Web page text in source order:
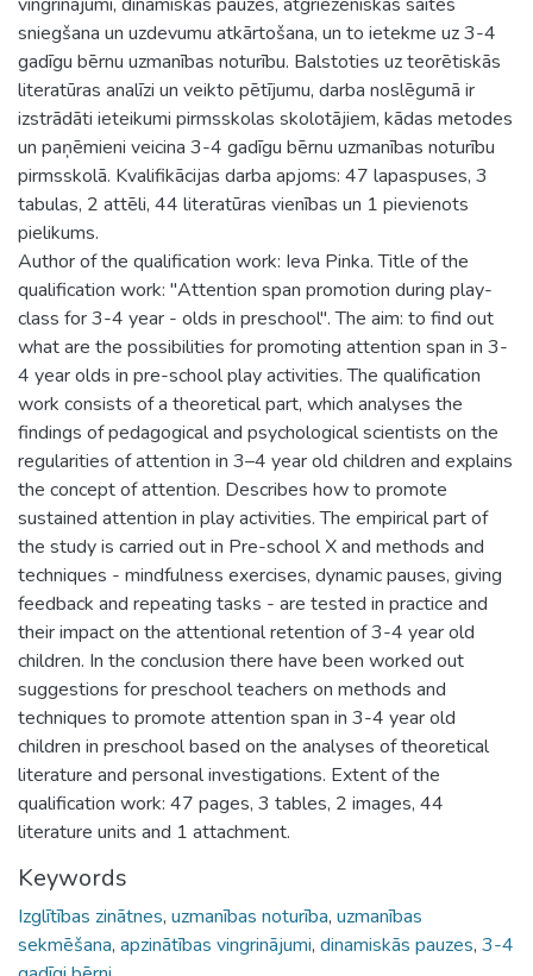
sniegšana un uzdevumu atkārtošana, un to ietekme uz 3-4
gadīgu bērnu uzmanības noturību. Balstoties uz teorētiskās
literatūras analīzi un veikto pētījumu, darba noslēgumā ir
izstrādāti ieteikumi pirmsskolas skolotājiem, kādas metodes
un paņēmieni veicina 3-4 gadīgu bērnu uzmanības noturību
pirmsskolā. Kvalifikācijas darba apjoms: 47 lapaspuses, 3
tabulas, 2 attēli, 44 literatūras vienības un 1 pievienots
pielikums.
Author of the qualification work: Ieva Pinka. Title of the
qualification work: "Attention span promotion during play-
class for 3-4 year - olds in preschool". The aim: to find out
what are the possibilities for promoting attention span in 3-
4 year olds in pre-school play activities. The qualification
work consists of a theoretical part, which analyses the
findings of pedagogical and psychological scientists on the
regularities of attention in 3–4 year old children and explains
the concept of attention. Describes how to promote
sustained attention in play activities. The empirical part of
the study is carried out in Pre-school X and methods and
techniques - mindfulness exercises, dynamic pauses, giving
feedback and repeating tasks - are tested in practice and
their impact on the attentional retention of 3-4 year old
children. In the conclusion there have been worked out
suggestions for preschool teachers on methods and
techniques to promote attention span in 3-4 year old
children in preschool based on the analyses of theoretical
literature and personal investigations. Extent of the
qualification work: 47 pages, 3 tables, 2 images, 44
literature units and 1 attachment.
Keywords
Izglītības zinātnes, uzmanības noturība, uzmanības
sekmēšana, apzinātības vingrinājumi, dinamiskās pauzes, 3-4